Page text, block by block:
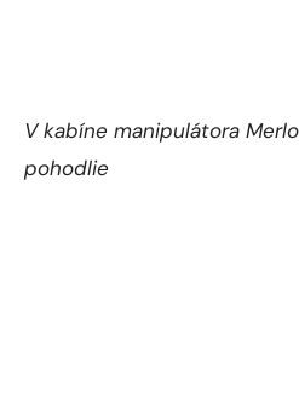
V kabíne manipulátora
pohodlie